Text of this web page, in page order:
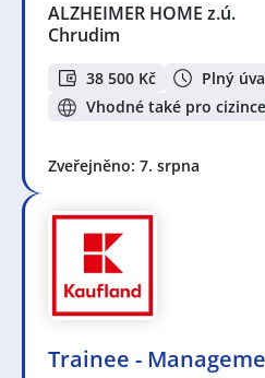
ALZHEIMER HOME z.ú.
Chrudim
38 500 Kč
Plný
Vhodné také pro cizince
Zveřejněno: 7. srpna
Trainee -